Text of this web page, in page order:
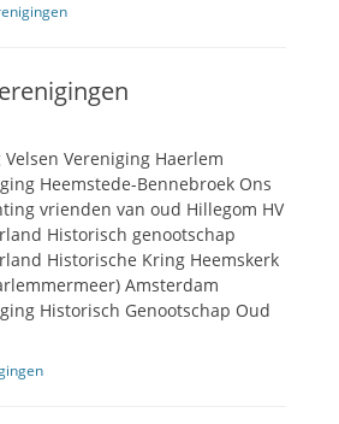
Vereniging Haerlem
Heemstede-Bennebroek Ons
vrienden van oud Hillegom HV
Historisch genootschap
Historische Kring Heemskerk
Amsterdam
Historisch Genootschap Oud